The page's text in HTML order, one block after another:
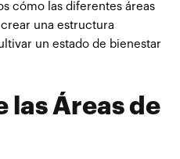
cómo las diferentes áreas
una estructura
un estado de bienestar
las Áreas de